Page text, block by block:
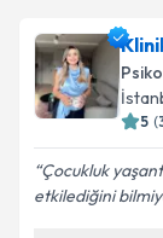
5 (
Çocukluk
etkilediğini